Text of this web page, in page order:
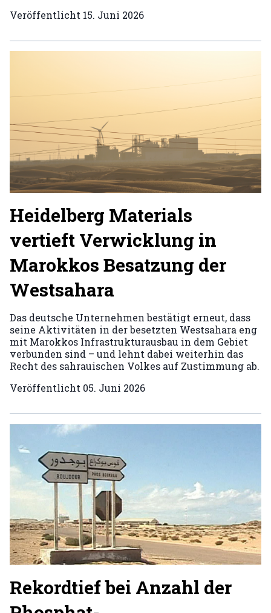
Veröffentlicht 15. Juni 2026
Heidelberg Materials
vertieft Verwicklung in
Marokkos Besatzung der
Westsahara
Das deutsche Unternehmen bestätigt erneut, dass
seine Aktivitäten in der besetzten Westsahara eng
mit Marokkos Infrastrukturausbau in dem Gebiet
verbunden sind – und lehnt dabei weiterhin das
Recht des sahrauischen Volkes auf Zustimmung ab.
Veröffentlicht 05. Juni 2026
Rekordtief bei Anzahl der